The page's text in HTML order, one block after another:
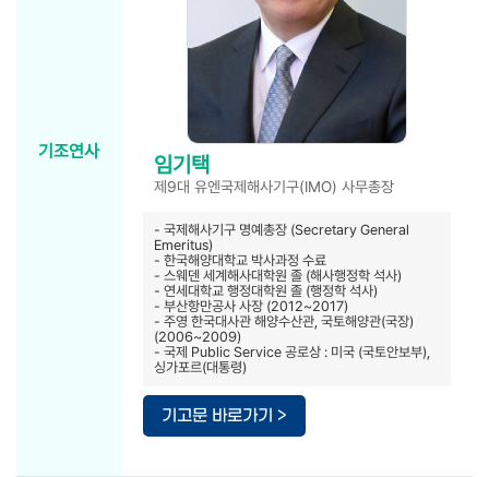
기조연사
임기택
제9대 유엔국제해사기구(IMO) 사무총장
- 국제해사기구 명예총장 (Secretary General
Emeritus)
- 한국해양대학교 박사과정 수료
- 스웨덴 세계해사대학원 졸 (해사행정학 석사)
- 연세대학교 행정대학원 졸 (행정학 석사)
- 부산항만공사 사장 (2012~2017)
- 주영 한국대사관 해양수산관, 국토해양관(국장)
(2006~2009)
- 국제 Public Service 공로상 : 미국 (국토안보부),
싱가포르(대통령)
기고문 바로가기 >